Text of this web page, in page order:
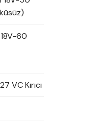
60
VC Kırıcı